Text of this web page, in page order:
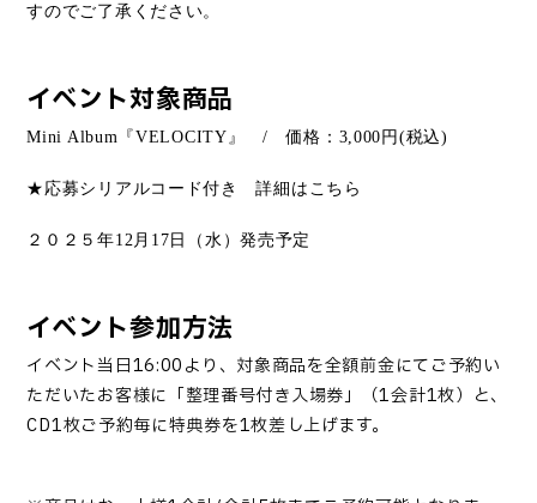
すのでご了承ください。
イベント対象商品
Mini Album 『VELOCITY 』/ 価格： 3,000 円 (税込)
★応募シリアルコード付き 詳細はこちら
２０２５年12 月 17 日（水）発売予定
イベント参加方法
イベント当日16:00より、対象商品を全額前金にてご予約い
ただいたお客様に「整理番号付き入場券」
（1会計1枚）と、
CD1枚ご予約毎に特典券を1枚差し上げます。